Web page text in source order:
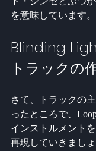
を意味しています。
Blinding
トラックの
さて、トラックの
ったところで、
インストルメント
再現していきましょ